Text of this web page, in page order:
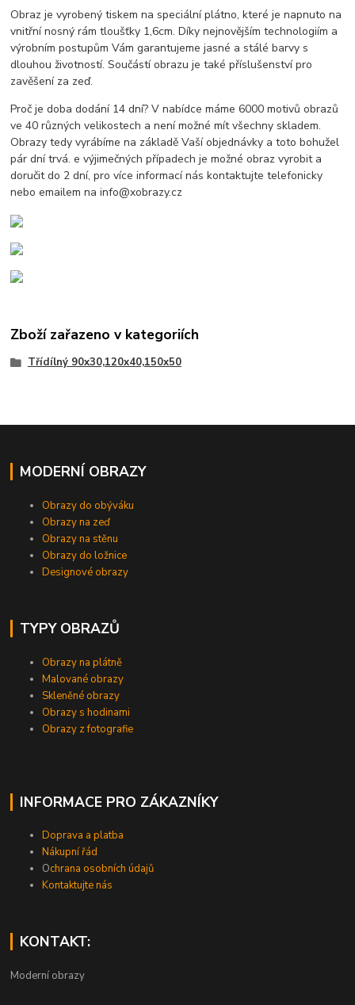
Obraz je vyrobený tiskem na speciální plátno, které je napnuto na
vnitřní nosný rám tloušťky 1,6cm. Díky nejnovějším technologiím a
výrobním postupům Vám garantujeme jasné a stálé barvy s
dlouhou životností. Součástí obrazu je také příslušenství pro
zavěšení za zeď.
Proč je doba dodání 14 dní? V nabídce máme 6000 motivů obrazů
ve 40 různých velikostech a není možné mít všechny skladem.
Obrazy tedy vyrábíme na základě Vaší objednávky a toto bohužel
pár dní trvá. e výjimečných případech je možné obraz vyrobit a
doručit do 2 dní, pro více informací nás kontaktujte telefonicky
nebo emailem na info@xobrazy.cz
Zboží zařazeno v kategoriích
Třídílný 90x30,120x40,150x50
MODERNÍ OBRAZY
Obrazy do obýváku
Obrazy na zeď
Obrazy na stěnu
Obrazy do ložnice
Designové obrazy
TYPY OBRAZŮ
Obrazy na plátně
Malované obrazy
Skleněné obrazy
Obrazy s hodinami
Obrazy z fotografie
INFORMACE PRO ZÁKAZNÍKY
Doprava a platba
Nákupní řád
Ochrana osobních údajů
Kontaktujte nás
KONTAKT:
Moderní obrazy